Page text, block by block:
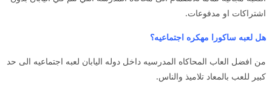
اشتراكات او مدفوعات.
هل لعبه ساكورا مهكره اجتماعيه؟
من افضل العاب المحاكاه المدرسيه داخل دوله اليابان لعبه اجتماعيه الى حد
كبير للعب بالمعاد تلاميذ والناس.